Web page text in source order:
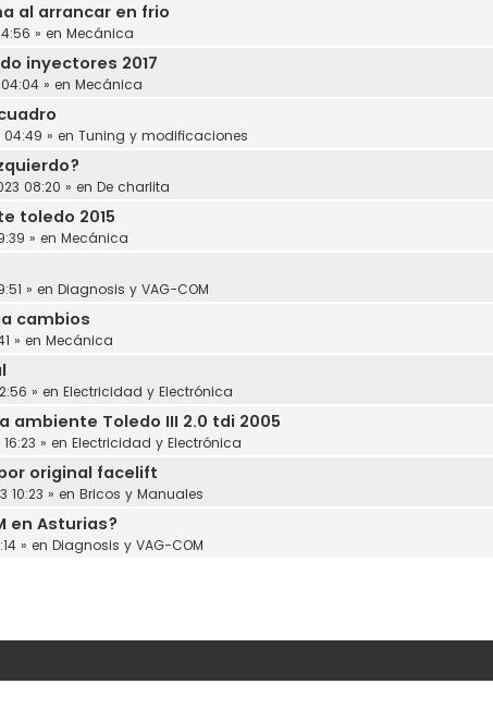
al arrancar en frio
» en Mecánica
inyectores 2017
» en Mecánica
04:49 » en Tuning y modificaciones
08:20 » en De charlita
toledo 2015
» en Mecánica
» en Diagnosis y VAG-COM
cambios
» en Mecánica
» en Electricidad y Electrónica
ambiente Toledo III 2.0 tdi 2005
» en Electricidad y Electrónica
original facelift
10:23 » en Bricos y Manuales
en Asturias?
» en Diagnosis y VAG-COM